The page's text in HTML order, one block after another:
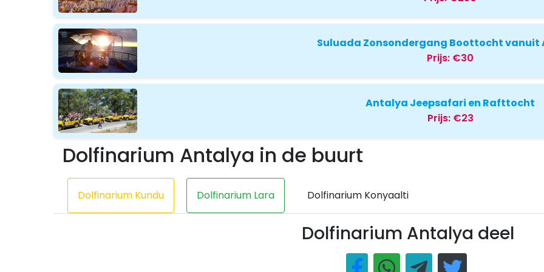
Suluada Zonsondergang Boottocht vanuit
Prijs: €30
Antalya Jeepsafari en Rafttocht
Prijs: €23
Dolfinarium Antalya in de buurt
Dolfinarium Kundu Dolfinarium Lara Dolfinarium Konyaalti
Dolfinarium Antalya deel